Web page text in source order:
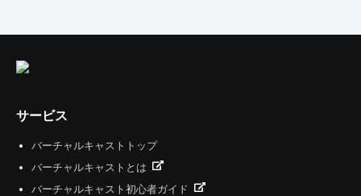
サービス
バーチャルキャストトップ
バーチャルキャストとは
バーチャルキャスト初心者ガイド